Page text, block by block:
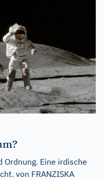
Ordnung. Eine irdische
von FRANZISKA